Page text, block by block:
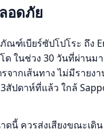
อดภัย
ณฑ์เบียร์ซัปโปโระ ถึง
ด ในช่วง 30 วันที่ผ่านม
จากเส้นทาง ไม่มีรายง
สัปดาห์ที่แล้ว ใกล้
ดนี้ ควรส่งเสียงขณะเดิ